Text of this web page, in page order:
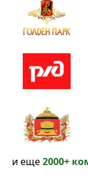
и еще2000+